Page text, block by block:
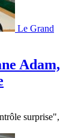
Le Grand
Adam,
surprise",